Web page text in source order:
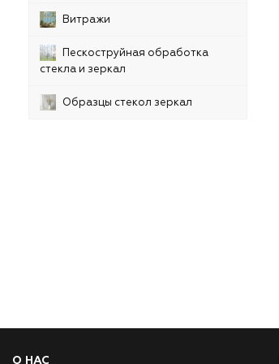
Витражи
Пескоструйная обработка
стекла и зеркал
Образцы стекол зеркал
О НАС